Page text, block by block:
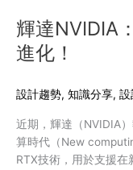
輝達NVIDIA
進化！
設計趨勢, 知識分享, 設
近期，輝達（NVIDIA
算時代（New
RTX技術，用於支援
進
化！